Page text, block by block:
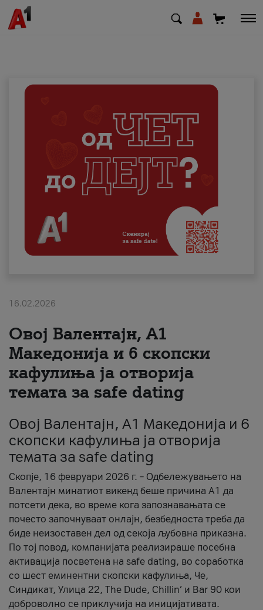
Деловни
Поддршка
Надополни кредит
Плати сметка
#ПодобарОнлајн
16.02.2026
Овој Валентајн, A1
Македонија и 6 скопски
кафулиња ја отворија
темата за safe dating
Овој Валентајн, A1 Македонија и 6
скопски кафулиња ја отворија
темата за safe dating
Скопје, 16 февруари 2026 г. – Одбележувањето на
Валентајн минатиот викенд беше причина А1 да
потсети дека, во време кога запознавањата се
почесто започнуваат онлајн, безбедноста треба да
биде неизоставен дел од секоја љубовна приказна.
По тој повод, компанијата реализираше посебна
активација посветена на safe dating, во соработка
со шест еминентни скопски кафулиња, Че,
Синдикат, Улица 22, The Dude, Chillin’ и Bar 90 кои
доброволно се приклучија на иницијативата.